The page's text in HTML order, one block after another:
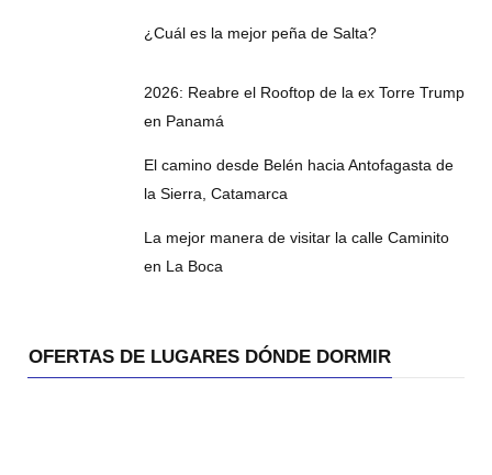
¿Cuál es la mejor peña de Salta?
2026: Reabre el Rooftop de la ex Torre Trump
en Panamá
El camino desde Belén hacia Antofagasta de
la Sierra, Catamarca
La mejor manera de visitar la calle Caminito
en La Boca
OFERTAS DE LUGARES DÓNDE DORMIR